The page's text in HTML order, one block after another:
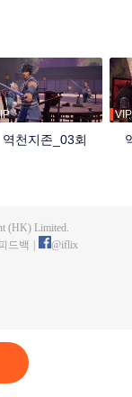
고, 나라를 빼앗겼으
는 윤회할 때마다 멸문
가의 도련님 담운은
면서 전생의 기억을 각
거듭나 전생의 공법으
과연 모든 것을 되찾
역천지존_03회
VIP
(HK) Limited.
드백 @iflix